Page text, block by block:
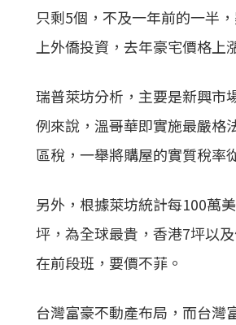
只剩5個，不及一年前的一半
上外僑投資，去年豪宅價格上
瑞普萊坊分析，主要是新興市
例來說，溫哥華即實施最嚴格
區稅，一舉將購屋的實質稅率
另外，根據萊坊統計每100萬
坪，為全球最貴，香港7坪以
在前段班，要價不菲。
台灣富豪不動產布局，而台灣